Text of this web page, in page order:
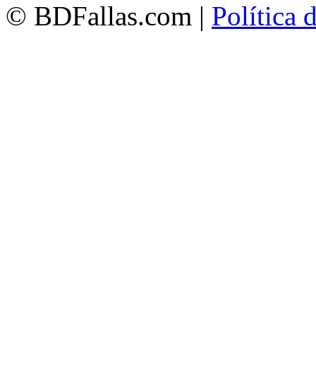
© BDFallas.com | Política